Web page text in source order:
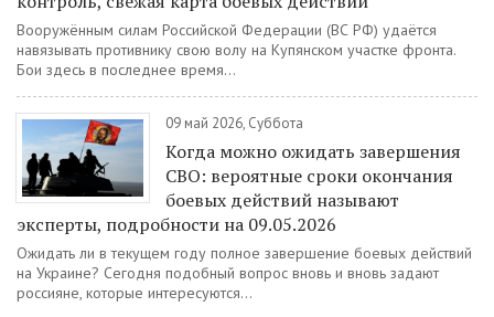
Вооружённым силам Российской Федерации (ВС РФ) удаётся
навязывать противнику свою волу на Купянском участке фронта.
Бои здесь в последнее время...
09 май 2026, Суббота
Когда можно ожидать завершения
СВО: вероятные сроки окончания
боевых действий называют
эксперты, подробности на 09.05.2026
Ожидать ли в текущем году полное завершение боевых действий
на Украине? Сегодня подобный вопрос вновь и вновь задают
россияне, которые интересуются...